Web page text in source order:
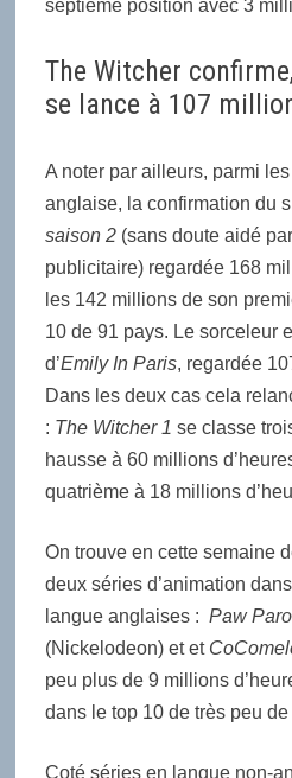
septième position avec 3
The Witcher
se lance à 107
A noter par ailleurs, parmi
anglaise, la confirmation du
saison 2(sans doute aidé
publicitaire) regardée 168
les 142 millions de son
10 de 91 pays. Le sorceleur
d’Emily In Paris, regardée
Dans les deux cas cela
: The Witcher 1 se classe
hausse à 60 millions
quatrième à 18 millions
On trouve en cette semaine
deux séries d’animation
langue anglaises : Paw
(Nickelodeon) et et
peu plus de 9 millions
dans le top 10 de très peu de
Coté séries en langue non-